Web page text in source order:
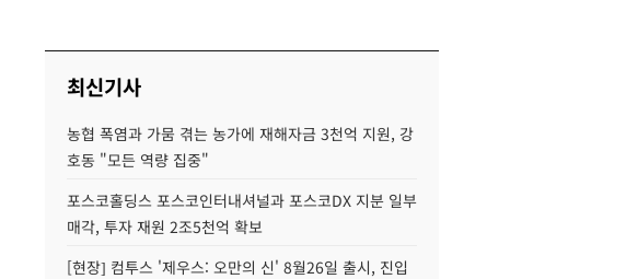
최신기사
농협 폭염과 가뭄 겪는 농가에 재해자금 3천억 지원, 강
호동 "모든 역량 집중"
포스코홀딩스 포스코인터내셔널과 포스코DX 지분 일부
매각, 투자 재원 2조5천억 확보
[현장] 컴투스 '제우스: 오만의 신' 8월26일 출시, 진입